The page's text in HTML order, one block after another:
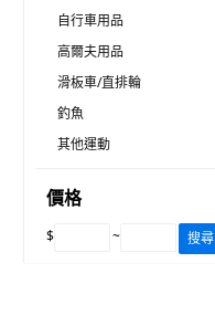
自行車用品
高爾夫用品
滑板車/直排輪
釣魚
其他運動
價格
$ ~ 搜尋